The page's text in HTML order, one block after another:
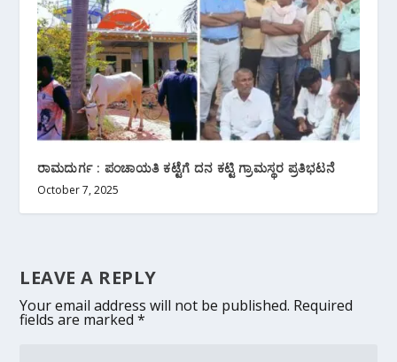
ರಾಮದುರ್ಗ : ಪಂಚಾಯತಿ ‌ಕಟ್ಟೆಗೆ ದನ ಕಟ್ಟಿ ಗ್ರಾಮಸ್ಥರ‌ ಪ್ರತಿಭಟನೆ
October 7, 2025
LEAVE A REPLY
Your email address will not be published. Required
fields are marked*